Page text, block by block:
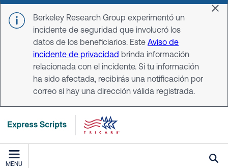
Skip to main content
Berkeley Research Group experimentó un
incidente de seguridad que involucró los
datos de los beneficiarios. Este Aviso de
incidente de privacidad brinda información
relacionada con el incidente. Si tu información
ha sido afectada, recibirás una notificación por
correo si hay una dirección válida registrada.
MENU